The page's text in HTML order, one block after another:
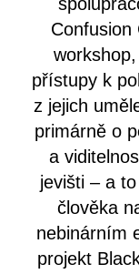
Confusion
přístupy k
z jejich
primárně o
a
jevišti – a
člověka
nebinárním
projekt